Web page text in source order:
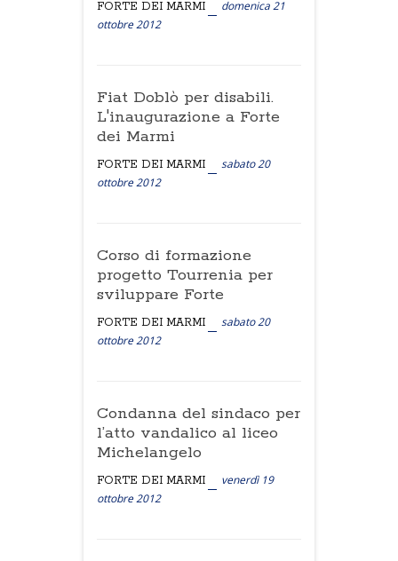
FORTE DEI MARMI
domenica 21
ottobre 2012
Fiat Doblò per disabili.
L'inaugurazione a Forte
dei Marmi
FORTE DEI MARMI
sabato 20
ottobre 2012
Corso di formazione
progetto Tourrenia per
sviluppare Forte
FORTE DEI MARMI
sabato 20
ottobre 2012
Condanna del sindaco per
l’atto vandalico al liceo
Michelangelo
FORTE DEI MARMI
venerdì 19
ottobre 2012